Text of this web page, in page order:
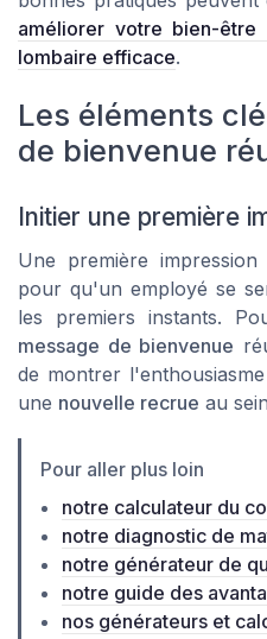
améliorer votre bien-
lombaire efficace.
Les éléments
de bienvenue
Initier une première
Une première
pour qu'un employé se
les premiers instants.
message de bienvenue
de montrer
une nouvelle recrue au
Pour aller plus loin
notre calculateur du
notre diagnostic de
notre générateur de
notre guide des
nos générateurs et